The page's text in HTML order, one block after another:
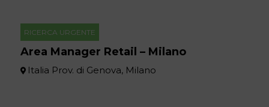
RICERCA URGENTE
Area Manager Retail – Milano
Italia Prov. di Genova, Milano